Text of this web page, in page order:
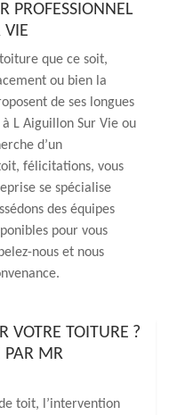
PROFESSIONNEL
VIE
que ce soit,
ou bien la
de ses longues
à L Aiguillon Sur Vie ou
d’un
félicitations, vous
se spécialise
des équipes
pour vous
nous et nous
VOTRE TOITURE ?
PAR MR
toit, l’intervention